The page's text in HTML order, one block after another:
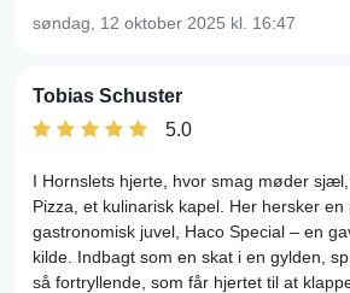
søndag, 12 oktober 2025 kl. 16:47
Tobias Schuster
5.0
I Hornslets hjerte, hvor smag møder
Pizza, et kulinarisk kapel. Her hersker en
gastronomisk juvel, Haco Special – en
kilde. Indbagt som en skat i en gylden,
så fortryllende, som får hjertet til at